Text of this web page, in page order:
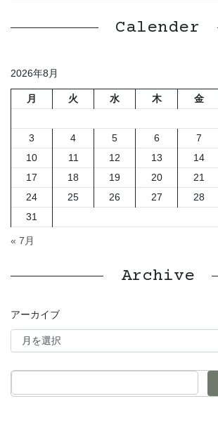
Calender
2026年8月
月 火 水 木 金
3
4 5 6 7
10
11 12 13 14
17
18 19 20 21
24
25 26 27 28
31
« 7月
Archive
アーカイブ